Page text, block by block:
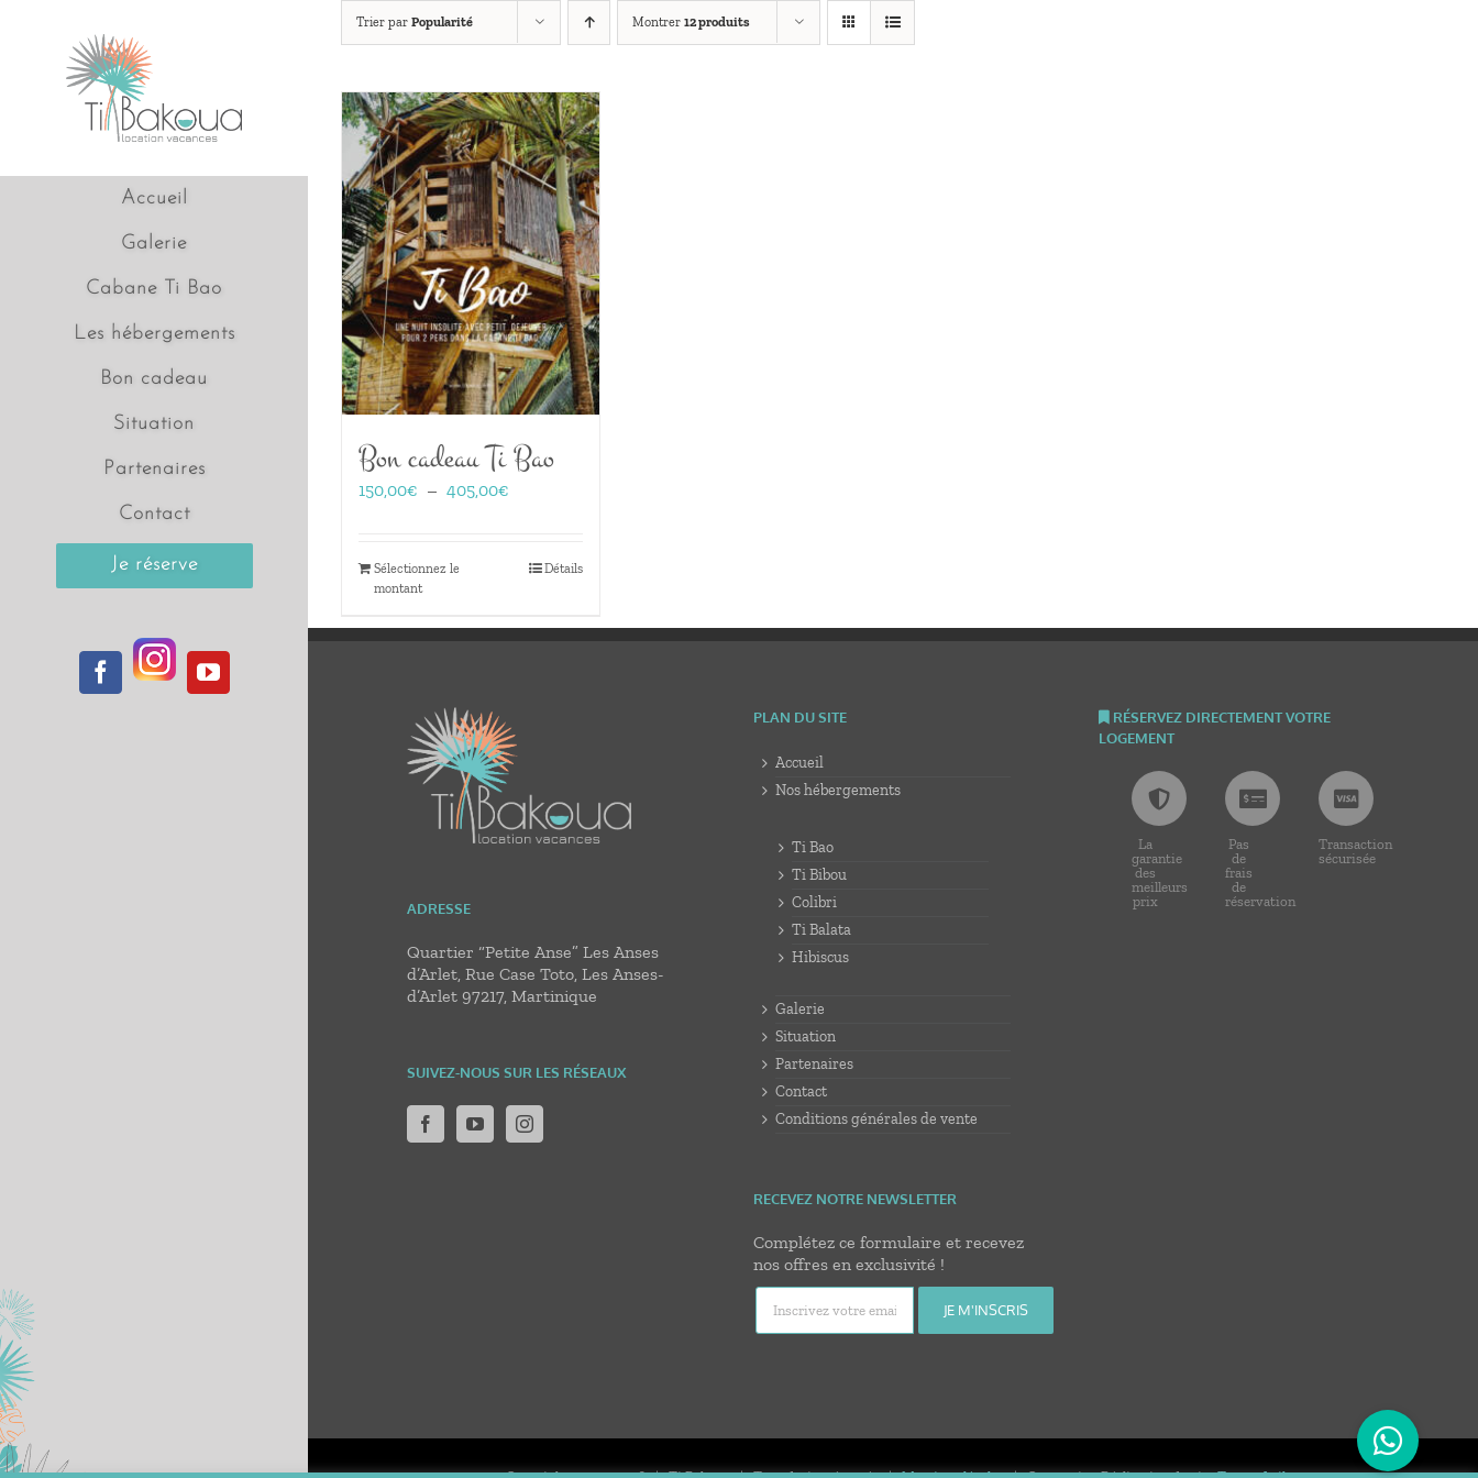
Accueil
Galerie
Cabane Ti Bao
Les hébergements
Bon cadeau
Situation
Partenaires
Contact
Je réserve
Facebook
Instagram
YouTube
Trier par Popularité Montrer 12 produits
Bon cadeau Ti Bao
150,00€ – 405,00€
Sélectionnez le
montant
Détails
ADRESSE
Quartier “Petite Anse” Les Anses
d’Arlet, Rue Case Toto, Les Anses-
d’Arlet 97217, Martinique
SUIVEZ-NOUS SUR LES RÉSEAUX
PLAN DU SITE
Accueil
Nos hébergements
Ti Bao
Ti Bibou
Colibri
Ti Balata
Hibiscus
Galerie
Situation
Partenaires
Contact
Conditions générales de vente
RECEVEZ NOTRE NEWSLETTER
Complétez ce formulaire et recevez
nos offres en exclusivité !
RÉSERVEZ DIRECTEMENT VOTRE
LOGEMENT
La
garantie
des
meilleurs
prix
Pas
de
frais
de
réservation
Transaction
sécurisée